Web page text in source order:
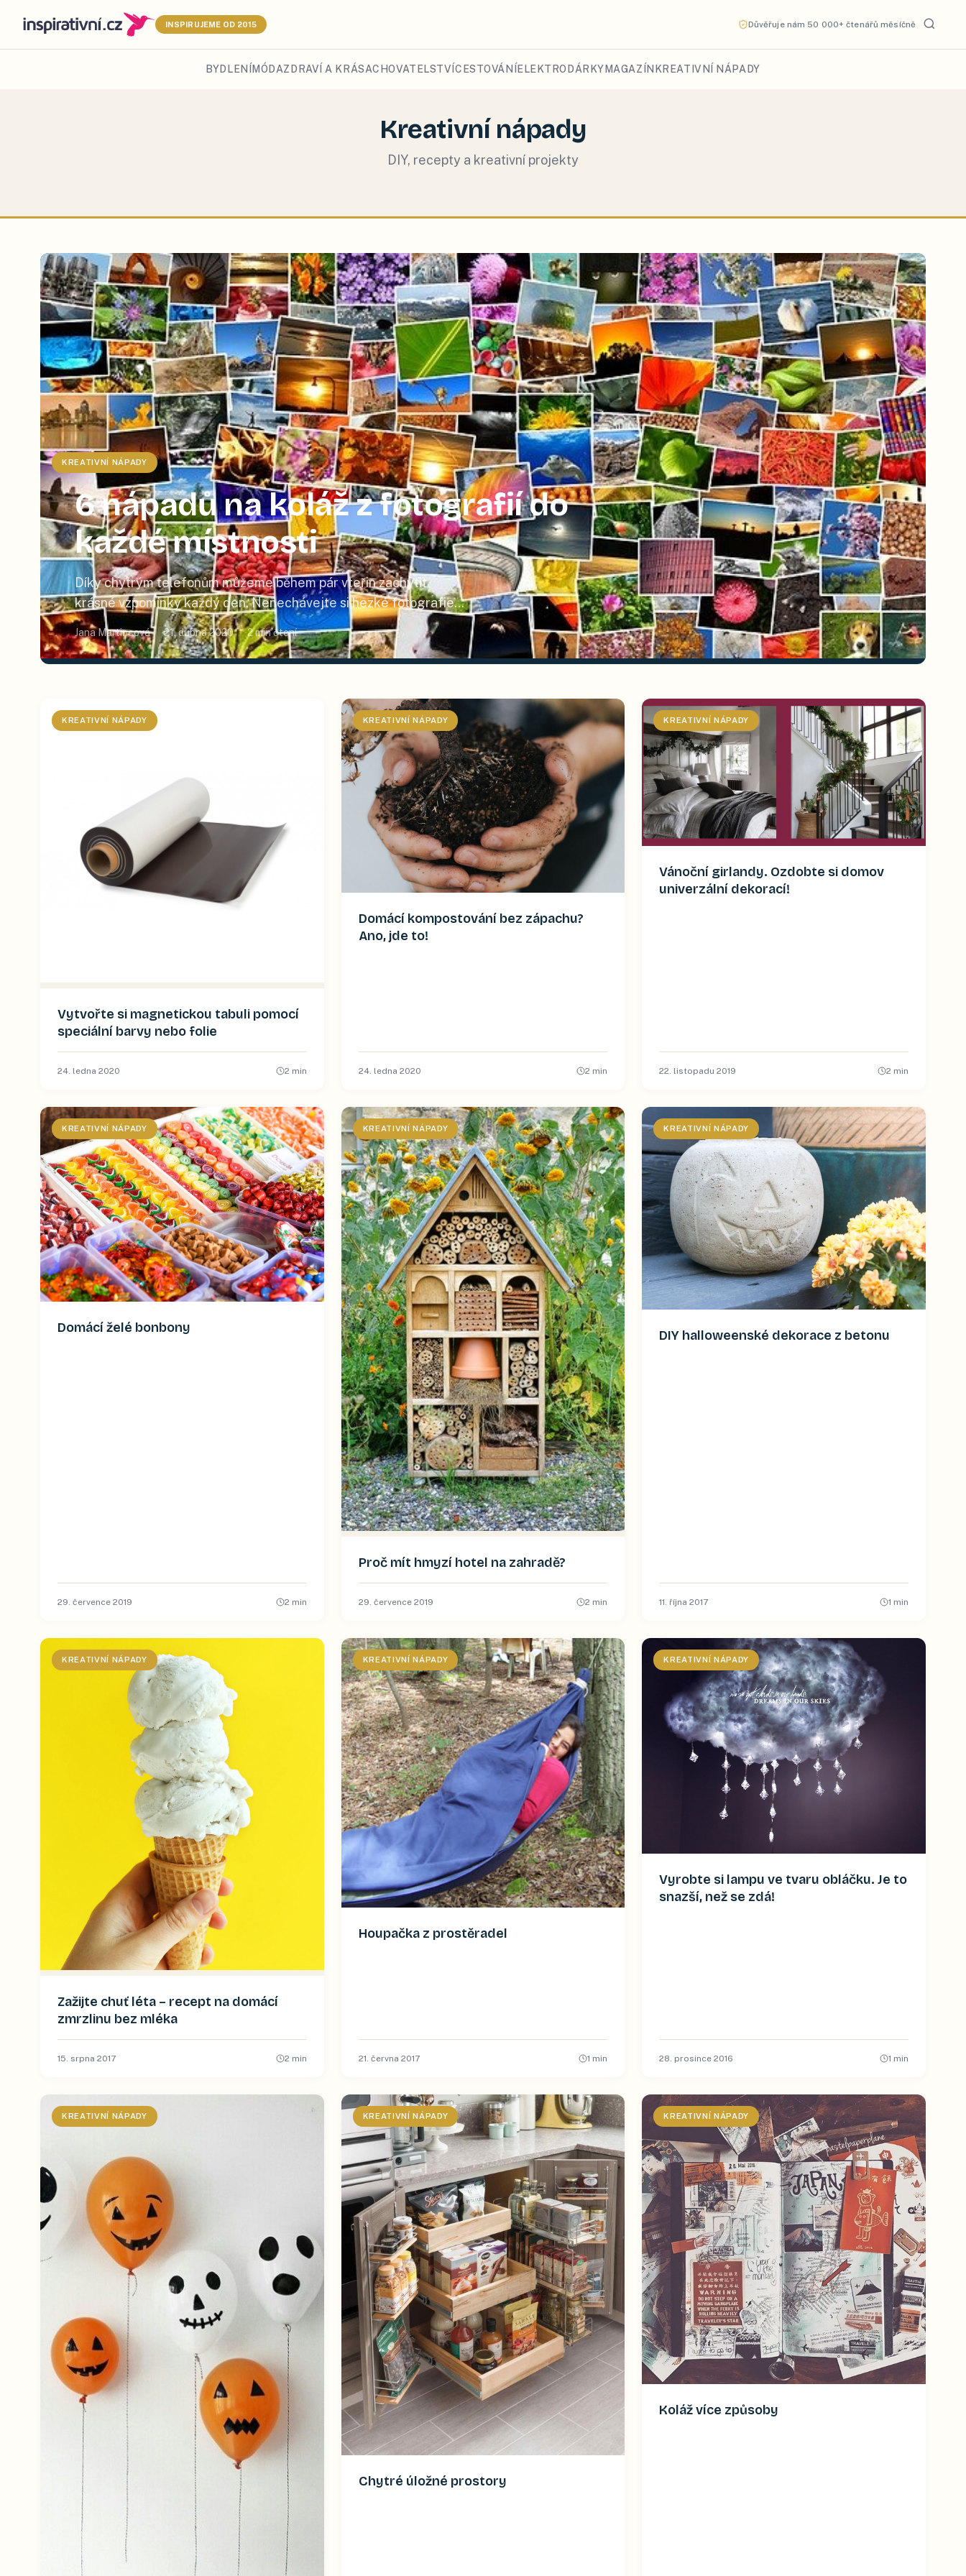
INSPIRUJEME OD 2015 Důvěřuje nám 50 000+ čtenářů měsíčně
BYDLENÍ MÓDAZDRAVÍ A KRÁSACHOVATELSTVÍCESTOVÁNÍ ELEKTRO DÁRKY MAGAZÍN KREATIVNÍ NÁPADY
Kreativní nápady
DIY, recepty a kreativní projekty
KREATIVNÍ NÁPADY
6 nápadů na koláž z fotografií do
každé místnosti
Díky chytrým telefonům můžeme během pár vteřin zachytit
krásné vzpomínky každý den. Nenechávejte si hezké fotografie
jen pro sebe a vytvořte si z vybraných fotografií koláž, kterou si
spolu s vámi užije i vaše rodina a přátele klidně po celé roky.
Jana Martincová 21. dubna 2020 2min čtení
KREATIVNÍ NÁPADY
Vytvořte si magnetickou tabuli pomocí
speciální barvy nebo folie
24. ledna 2020 2 min
KREATIVNÍ NÁPADY
Domácí kompostování bez zápachu?
Ano, jde to!
24. ledna 2020 2 min
KREATIVNÍ NÁPADY
Vánoční girlandy. Ozdobte si domov
univerzální dekorací!
22. listopadu 2019 2 min
KREATIVNÍ NÁPADY
Domácí želé bonbony
29. července 2019 2 min
KREATIVNÍ NÁPADY
Proč mít hmyzí hotel na zahradě?
29. července 2019 2 min
KREATIVNÍ NÁPADY
DIY halloweenské dekorace z betonu
11. října 2017 1 min
KREATIVNÍ NÁPADY
Zažijte chuť léta – recept na domácí
zmrzlinu bez mléka
15. srpna 2017 2 min
KREATIVNÍ NÁPADY
Houpačka z prostěradel
21. června 2017 1 min
KREATIVNÍ NÁPADY
Vyrobte si lampu ve tvaru obláčku. Je to
snazší, než se zdá!
28. prosince 2016 1 min
KREATIVNÍ NÁPADY KREATIVNÍ NÁPADY
Chytré úložné prostory
KREATIVNÍ NÁPADY
Koláž více způsoby